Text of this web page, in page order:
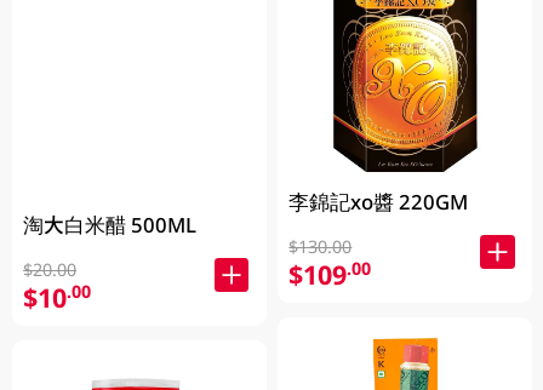
淘大白米醋 500ML
$20.00
$10.00
李錦記xo醬 220GM
$130.00
$109.00